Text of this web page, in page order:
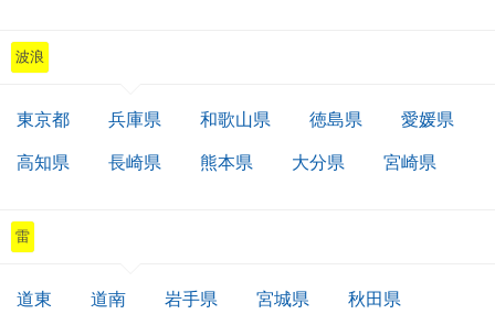
波浪
東京都 兵庫県 和歌山県 徳島県 愛媛県
高知県 長崎県 熊本県 大分県 宮崎県
雷
道東 道南 岩手県 宮城県 秋田県